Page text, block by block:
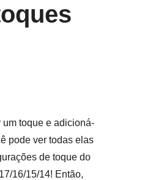
toque e adicioná-
pode ver todas elas
de toque do
16/15/14! Então,